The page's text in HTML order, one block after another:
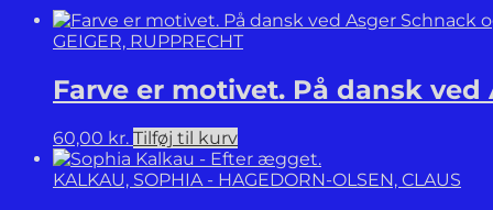
Venice
GEIGER, RUPPRECHT
Farve er motivet. På dansk
60,00 kr. Tilføj til kurv
KALKAU, SOPHIA - HAGEDORN-OLSEN, CLAUS